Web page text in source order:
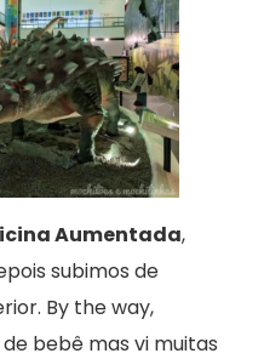
Aumentada,
subimos de
By the way,
bebê mas vi muitas